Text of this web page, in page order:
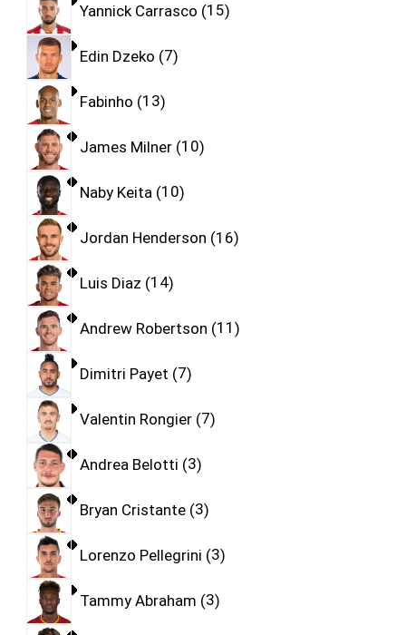
Yannick Carrasco 15
Edin Dzeko 7
Fabinho 13
James Milner 10
Naby Keita 10
Jordan Henderson 16
Luis Diaz 14
Andrew Robertson 11
Dimitri Payet 7
Valentin Rongier 7
Andrea Belotti 3
Bryan Cristante 3
Lorenzo Pellegrini 3
Tammy Abraham 3